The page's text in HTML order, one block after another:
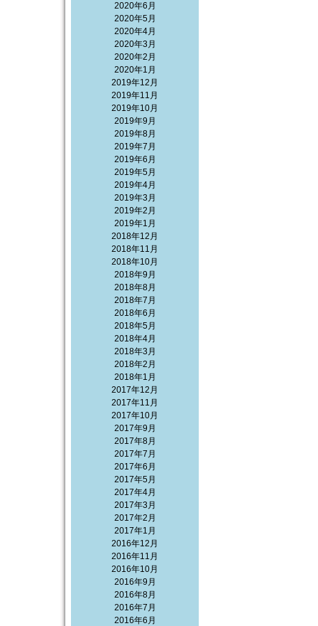
2020年6月
2020年5月
2020年4月
2020年3月
2020年2月
2020年1月
2019年12月
2019年11月
2019年10月
2019年9月
2019年8月
2019年7月
2019年6月
2019年5月
2019年4月
2019年3月
2019年2月
2019年1月
2018年12月
2018年11月
2018年10月
2018年9月
2018年8月
2018年7月
2018年6月
2018年5月
2018年4月
2018年3月
2018年2月
2018年1月
2017年12月
2017年11月
2017年10月
2017年9月
2017年8月
2017年7月
2017年6月
2017年5月
2017年4月
2017年3月
2017年2月
2017年1月
2016年12月
2016年11月
2016年10月
2016年9月
2016年8月
2016年7月
2016年6月